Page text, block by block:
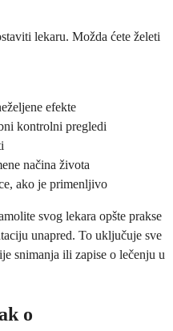
lekaru. Možda ćete želeti
efekte
kontrolni pregledi
načina života
ako je primenljivo
svog lekara opšte prakse
unapred. To uključuje sve
snimanja ili zapise o lečenju u
o